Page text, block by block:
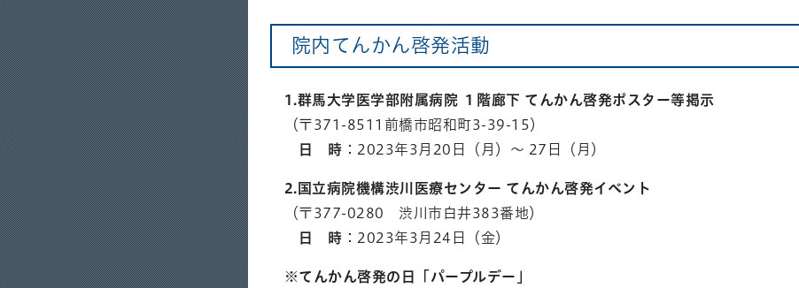
院内てんかん啓発活動
1.群馬大学医学部附属病院 １階廊下 てんかん啓発ポスター等掲示
（〒371-8511前橋市昭和町3-39-15）
日 時 ：2023年3月20日（月）～ 27日（月）
2.国立病院機構渋川医療センター てんかん啓発イベント
（〒377-0280 渋川市白井383番地）
日 時 ：2023年3月24日（金）
※てんかん啓発の日「パープルデー」